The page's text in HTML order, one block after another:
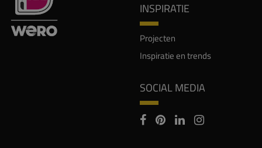
INSPIRATIE
Projecten
Inspiratie en trends
SOCIAL MEDIA